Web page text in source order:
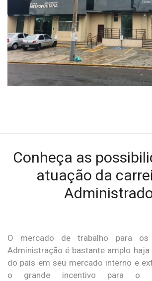
Conheça as
atuação da
O mercado de trabalho para os
Administração é bastante amplo haja
do país em seu mercado interno e
o grande incentivo para o